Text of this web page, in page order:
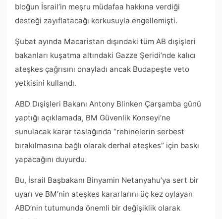
bloğun İsrail’in meşru müdafaa hakkına verdiği
desteği zayıflatacağı korkusuyla engellemişti.
Şubat ayında Macaristan dışındaki tüm AB dışişleri
bakanları kuşatma altındaki Gazze Şeridi’nde kalıcı
ateşkes çağrısını onayladı ancak Budapeşte veto
yetkisini kullandı.
ABD Dışişleri Bakanı Antony Blinken Çarşamba günü
yaptığı açıklamada, BM Güvenlik Konseyi’ne
sunulacak karar taslağında “rehinelerin serbest
bırakılmasına bağlı olarak derhal ateşkes” için baskı
yapacağını duyurdu.
Bu, İsrail Başbakanı Binyamin Netanyahu’ya sert bir
uyarı ve BM’nin ateşkes kararlarını üç kez oylayan
ABD’nin tutumunda önemli bir değişiklik olarak